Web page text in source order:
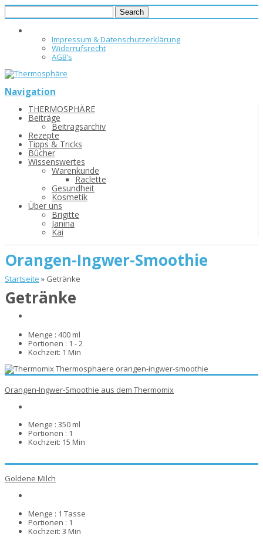
Impressum & Datenschutzerklärung
Widerrufsrecht
AGB’s
Navigation
THERMOSPHÄRE
Beiträge
Beitragsarchiv
Rezepte
Tipps & Tricks
Bücher
Wissenswertes
Warenkunde
Raclette
Gesundheit
Kosmetik
Über uns
Brigitte
Janina
Kai
Orangen-Ingwer-Smoothie
Startseite » Getränke
Getränke
Menge : 400 ml
Portionen : 1 - 2
Kochzeit: 1 Min
Orangen-Ingwer-Smoothie aus dem Thermomix
Menge : 350 ml
Portionen : 1
Kochzeit: 15 Min
Goldene Milch
Menge : 1 Tasse
Portionen : 1
Kochzeit: 3 Min